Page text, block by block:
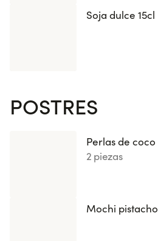
Soja dulce 15cl
POSTRES
Perlas de coco
2 piezas
Mochi pistacho